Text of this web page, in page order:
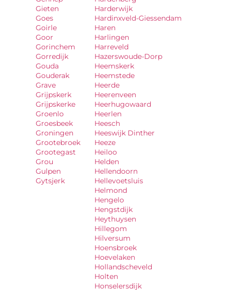
Gieten
Goes
Goirle
Goor
Gorinchem
Gorredijk
Gouda
Gouderak
Grave
Grijpskerk
Grijpskerke
Groenlo
Groesbeek
Groningen
Grootebroek
Grootegast
Grou
Gulpen
Gytsjerk
Harderwijk
Hardinxveld-Giessendam
Haren
Harlingen
Harreveld
Hazerswoude-Dorp
Heemskerk
Heemstede
Heerde
Heerenveen
Heerhugowaard
Heerlen
Heesch
Heeswijk Dinther
Heeze
Heiloo
Helden
Hellendoorn
Hellevoetsluis
Helmond
Hengelo
Hengstdijk
Heythuysen
Hillegom
Hilversum
Hoensbroek
Hoevelaken
Hollandscheveld
Holten
Honselersdijk